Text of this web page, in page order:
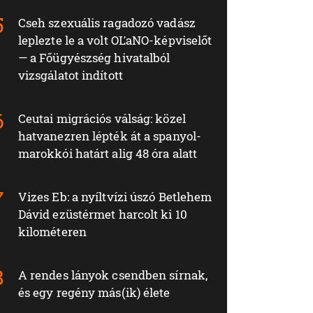
Cseh szexuális ragadozó vadász
leplezte le a volt OĽaNO-képviselőt
— a Főügyészség hivatalból
vizsgálatot indított
Ceutai migrációs válság: közel
hatvanezren lépték át a spanyol-
marokkói határt alig 48 óra alatt
Vizes Eb: a nyíltvízi úszó Betlehem
Dávid ezüstérmet harcolt ki 10
kilométeren
A rendes lányok csendben sírnak,
és egy regény más(ik) élete